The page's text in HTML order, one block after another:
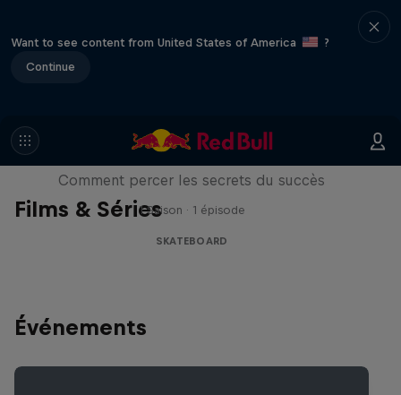
Want to see content from United States of America
?
Continue
Films & Séries
Visions of Greatness
Comment percer les secrets du succès
1 Saison · 1 épisode
SKATEBOARD
Événements